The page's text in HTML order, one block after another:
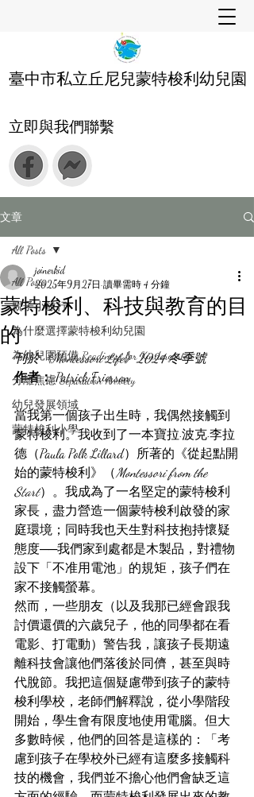
臺中市私立丘尼兒蒙特梭利幼兒園
立即與我們聯繫
文章
All Posts
親子小旅行
為什麼選擇蒙特梭利幼兒園
為幼兒園預備 Readiness for Kindergarten
分離焦慮 Separation Anxiety
幼兒發展領域
蒙特梭利小學
All Posts
蒙特梭利、科技與教育的目
的
joinerkid
2025年9月27日 讀畢需時 4 分鐘
刊於《Montessori Life》2024 冬季號
作者： Patrick Frierson
當我第一個孩子出生時，我偶然接觸到
蒙特梭利。我收到了一本寶拉·波克·李拉
德（Paula Polk Lillard）所著的《從起點開
始的蒙特梭利》（Montessori from the
Start）。我成為了一名堅定的蒙特梭利
家長，盡力營造一個蒙特梭利啟發的家
庭環境；同時我也天生對科技抱持懷疑
態度──我們家到處都是木製品，對禮物
設下「不准用電池」的規矩，孩子們在
家不接觸螢幕。
然而，一些朋友（以及我那已經會跟我
討價還價的六歲兒子，他的同學都在看
電影、打電動）警告我，讓孩子長期遠
離科技會讓他們落後於同儕，甚至與時
代脫節。我把這個疑慮帶到孩子的蒙特
梭利學校，老師們解釋說，從小學階段
開始，學生會有限度地使用電腦。但大
多數時候，他們的回答是這樣的：「考
慮到孩子在學校外已經有這麼多接觸科
技的機會，我們並不擔心他們會缺乏這